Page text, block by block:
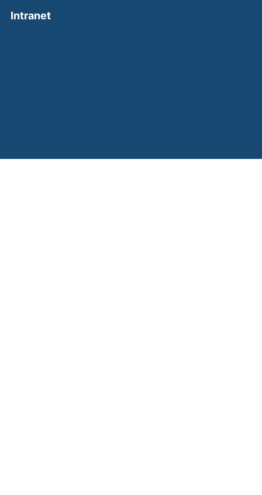
Intranet(external link, opens in a new window)